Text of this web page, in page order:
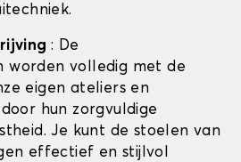
: De
worden volledig met de
eigen ateliers en
hun zorgvuldige
Je kunt de stoelen van
effectief en stijlvol